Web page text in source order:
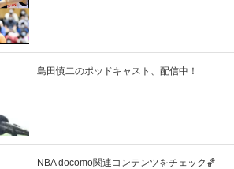
島田慎二のポッドキャスト、配信中！
NBA docomo関連コンテンツをチェック🏀